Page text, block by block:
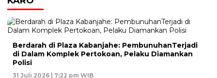
Berdarah di Plaza Kabanjahe: PembunuhanTerjadi
di Dalam Komplek Pertokoan, Pelaku Diamankan
Polisi
31 Juli 2026 | 7:22 pm WIB